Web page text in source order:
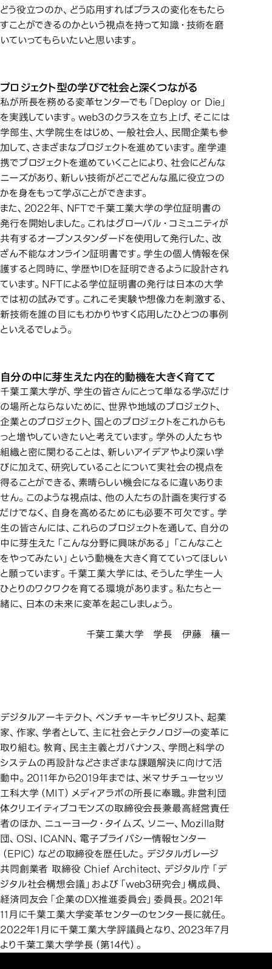
どう役立つのか、どう応用すればプラスの変化をもたら
すことができるのかという視点を持って知識・技術を磨
いていってもらいたいと思います。
プロジェクト型の学びで社会と深くつながる
私が所長を務める変革センターでも「Deploy or Die」
を実践しています。web3のクラスを立ち上げ、そこには
学部生、大学院生をはじめ、一般社会人、民間企業も参
加して、さまざまなプロジェクトを進めています。産学連
携でプロジェクトを進めていくことにより、社会にどんな
ニーズがあり、新しい技術がどこでどんな風に役立つの
かを身をもって学ぶことができます。
また、2022年、NFTで千葉工業大学の学位証明書の
発行を開始しました。これはグローバル・コミュニティが
共有するオープンスタンダードを使用して発行した、改
ざん不能なオンライン証明書です。学生の個人情報を保
護すると同時に、学歴やIDを証明できるように設計され
ています。NFTによる学位証明書の発行は日本の大学
では初の試みです。これこそ実験や想像力を刺激する、
新技術を誰の目にもわかりやすく応用したひとつの事例
といえるでしょう。
自分の中に芽生えた内在的動機を大きく育てて
千葉工業大学が、学生の皆さんにとって単なる学ぶだけ
の場所とならないために、世界や地域のプロジェクト、
企業とのプロジェクト、国とのプロジェクトをこれからも
っと増やしていきたいと考えています。学外の人たちや
組織と密に関わることは、新しいアイデアやより深い学
びに加えて、研究していることについて実社会の視点を
得ることができる、素晴らしい機会になるに違いありま
せん。このような視点は、他の人たちの計画を実行する
だけでなく、自身を高めるためにも必要不可欠です。学
生の皆さんには、これらのプロジェクトを通して、自分の
中に芽生えた「こんな分野に興味がある」「こんなこと
をやってみたい」という動機を大きく育てていってほしい
と願っています。千葉工業大学には、そうした学生一人
ひとりのワクワクを育てる環境があります。私たちと一
緒に、日本の未来に変革を起こしましょう。
千葉工業大学 学長 伊藤 穰一
伊藤穰一プロフィール
デジタルアーキテクト、ベンチャーキャピタリスト、起業
家、作家、学者として、主に社会とテクノロジーの変革に
取り組む。教育、民主主義とガバナンス、学問と科学の
システムの再設計などさまざまな課題解決に向けて活
動中。2011年から2019年までは、米マサチューセッツ
工科大学（MIT）メディアラボの所長に奉職。非営利団
体クリエイティブコモンズの取締役会長兼最高経営責任
者のほか、ニューヨーク・タイムズ、ソニー、Mozilla財
団、OSI、ICANN、電子プライバシー情報センター
（EPIC）などの取締役を歴任した。デジタルガレージ
共同創業者 取締役 Chief Architect、デジタル庁「デ
ジタル社会構想会議」および「web3研究会」構成員、
経済同友会「企業のDX推進委員会」委員長。2021年
11月に千葉工業大学変革センターのセンター長に就任。
2022年1月に千葉工業大学評議員となり、2023年7月
より千葉工業大学学長（第14代）。